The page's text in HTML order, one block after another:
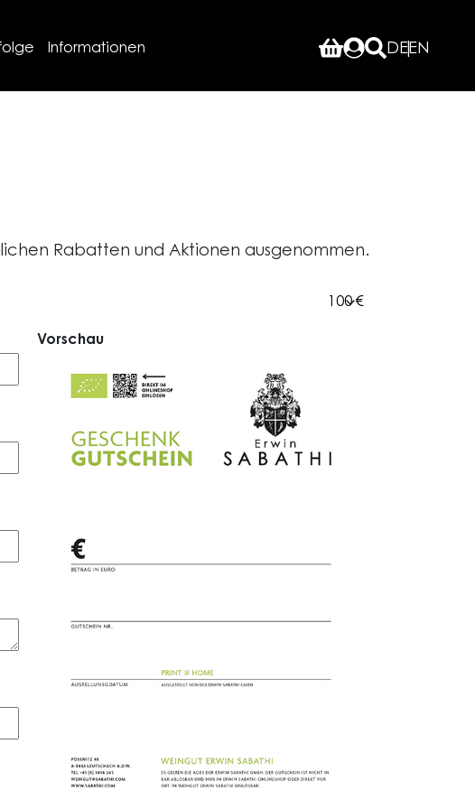
Informationen DEEN
Rabatten und Aktionen ausgenommen.
Vorschau